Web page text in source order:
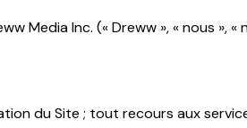
Media Inc. (« Dreww », « nous », «
du Site ; tout recours aux